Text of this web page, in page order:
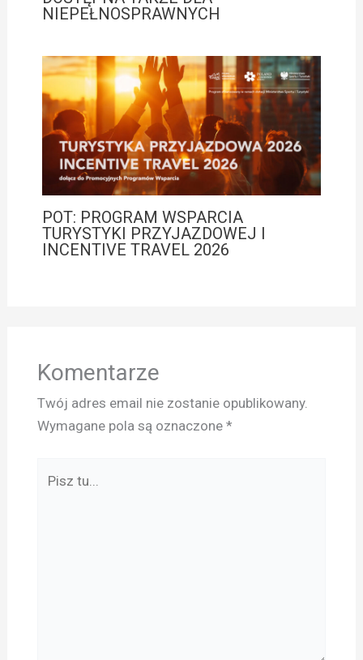
NIEPEŁNOSPRAWNYCH
POT: PROGRAM WSPARCIA
TURYSTYKI PRZYJAZDOWEJ I
INCENTIVE TRAVEL 2026
Komentarze
Twój adres email nie zostanie opublikowany.
Wymagane pola są oznaczone *
tu...